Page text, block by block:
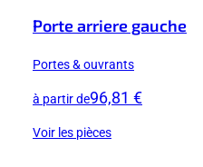
Porte arriere gauche
Portes & ouvrants
à partir de96,81 €
Voir les pièces